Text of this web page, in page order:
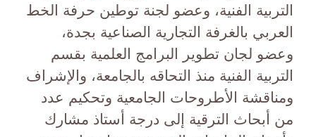
التربية الفنية، وعضو لجنة توطين حرفة الخط
العربي بالغرفة التجارية الصناعية بجدة،
وعضو لجان تطوير البرامج العلمية بقسم
التربية الفنية منذ التحاقه بالجامعة، والإشراف
ومناقشة الأطروحات الجامعية وتحكيم عدد
من أبحاث الترقية إلى درجة أستاذ مشارك